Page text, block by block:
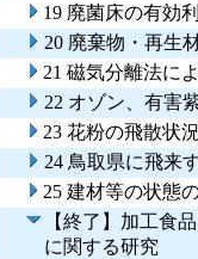
19 廃菌床の有効
20 廃棄物・再生
21 磁気分離法に
22 オゾン、有害
23 花粉の飛散状
24 鳥取県に飛来
25 建材等の状態
【終了】加工食
に関する研究